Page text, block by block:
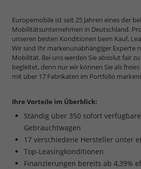
Europemobile ist seit 25 Jahren eines der
Mobilitätsunternehmen in Deutschland.
unseren besten Konditionen beim Kauf,
Wir sind Ihr markenunabhängiger Experte
Mobilität. Bei uns werden Sie absolut fair
begleitet, denn nur wir können Sie als
mit über 17 Fabrikaten im Portfolio
Ihre Vorteile im Überblick:
Ständig über 350 sofort
Gebrauchtwagen
17 verschiedene Hersteller unter
Top-Leasingkonditionen
Finanzierungen bereits ab 4,39%